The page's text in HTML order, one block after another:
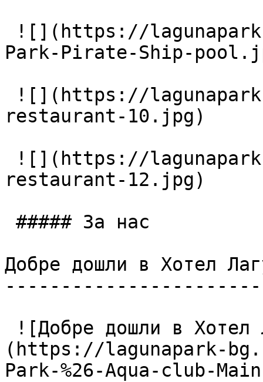
Park-Pirate-Ship-
restaurant-10.jpg)
restaurant-12.jpg)
Добре дошли в Хотел
(https://lagunapark-
Park-%26-Aqua-club-